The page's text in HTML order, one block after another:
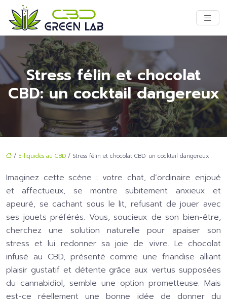
Stress félin et chocolat
CBD: un cocktail dangereux
/ E-liquides au CBD / Stress félin et chocolat CBD: un cocktail dangereux
Imaginez cette scène : votre chat, d’ordinaire enjoué
et affectueux, se montre subitement anxieux et
apeuré, se cachant sous le lit, refusant de jouer avec
ses jouets préférés. Vous, soucieux de son bien-être,
cherchez une solution naturelle pour apaiser son
stress et lui redonner sa joie de vivre. Le chocolat
infusé au CBD, présenté comme une friandise alliant
plaisir gustatif et détente grâce aux vertus supposées
du cannabidiol, semble une option prometteuse. Mais
est-ce réellement une bonne idée de donner du